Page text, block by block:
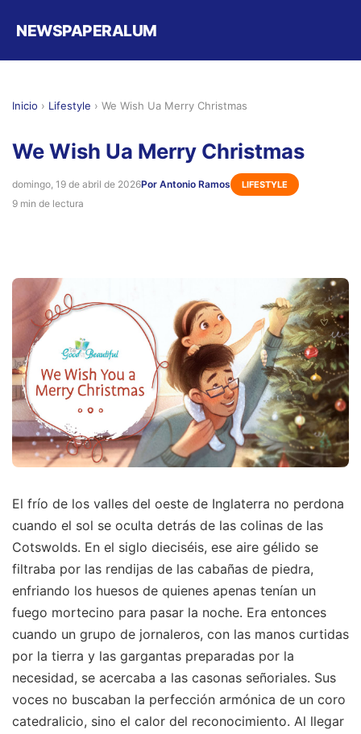
NEWSPAPERALUM
Inicio › Lifestyle › We Wish Ua Merry Christmas
We Wish Ua Merry Christmas
domingo, 19 de abril de 2026Por Antonio Ramos LIFESTYLE
9 min de lectura
El frío de los valles del oeste de Inglaterra no perdona
cuando el sol se oculta detrás de las colinas de las
Cotswolds. En el siglo dieciséis, ese aire gélido se
filtraba por las rendijas de las cabañas de piedra,
enfriando los huesos de quienes apenas tenían un
fuego mortecino para pasar la noche. Era entonces
cuando un grupo de jornaleros, con las manos curtidas
por la tierra y las gargantas preparadas por la
necesidad, se acercaba a las casonas señoriales. Sus
voces no buscaban la perfección armónica de un coro
catedralicio, sino el calor del reconocimiento. Al llegar